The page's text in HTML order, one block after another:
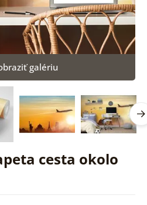
cesta okolo
galériu